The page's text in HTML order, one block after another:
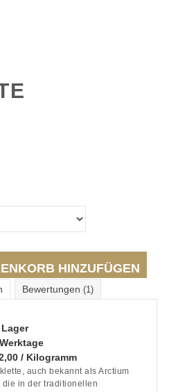
HINZUFÜGEN
Bewertungen (1)
/ Kilogramm
auch bekannt als Arctium
die in der traditionellen